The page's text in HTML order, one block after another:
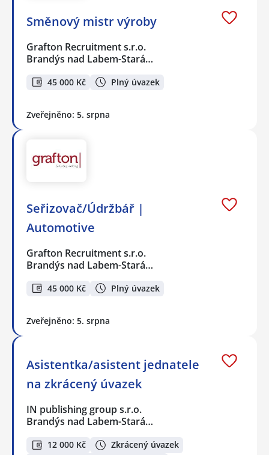
Směnový mistr výroby
Grafton Recruitment s.r.o.
Brandýs nad Labem-Stará…
45 000 Kč Plný úvazek
Zveřejněno: 5. srpna
Seřizovač/Údržbář |
Automotive
Grafton Recruitment s.r.o.
Brandýs nad Labem-Stará…
45 000 Kč Plný úvazek
Zveřejněno: 5. srpna
Asistentka/asistent jednatele
na zkrácený úvazek
IN publishing group s.r.o.
Brandýs nad Labem-Stará…
12 000 Kč Zkrácený úvazek